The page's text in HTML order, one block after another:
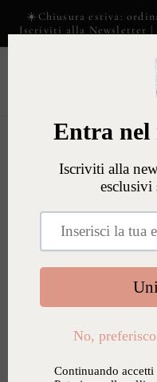
direttamente
ai contenuti
☀️Chiusura estiva:
Iscriviti alla Newsletter
Passa alle
informazioni
sul prodotto